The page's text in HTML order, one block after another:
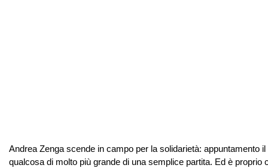
Andrea Zenga scende in campo per la solidarietà:
qualcosa di molto più grande di una semplice partita. Ed è